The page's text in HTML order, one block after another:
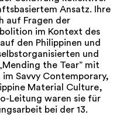
Ansatz. Ihre
auf Fragen der
im Kontext des
den Philippinen und
und
the Tear” mit
Savvy Contemporary,
Material Culture,
Leitung waren sie für
bei der 13.